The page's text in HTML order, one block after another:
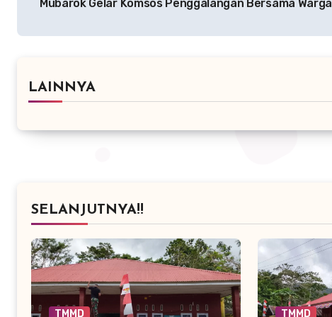
Mubarok Gelar Komsos Penggalangan Bersama Warga
LAINNYA
SELANJUTNYA!!
TMMD TMMD